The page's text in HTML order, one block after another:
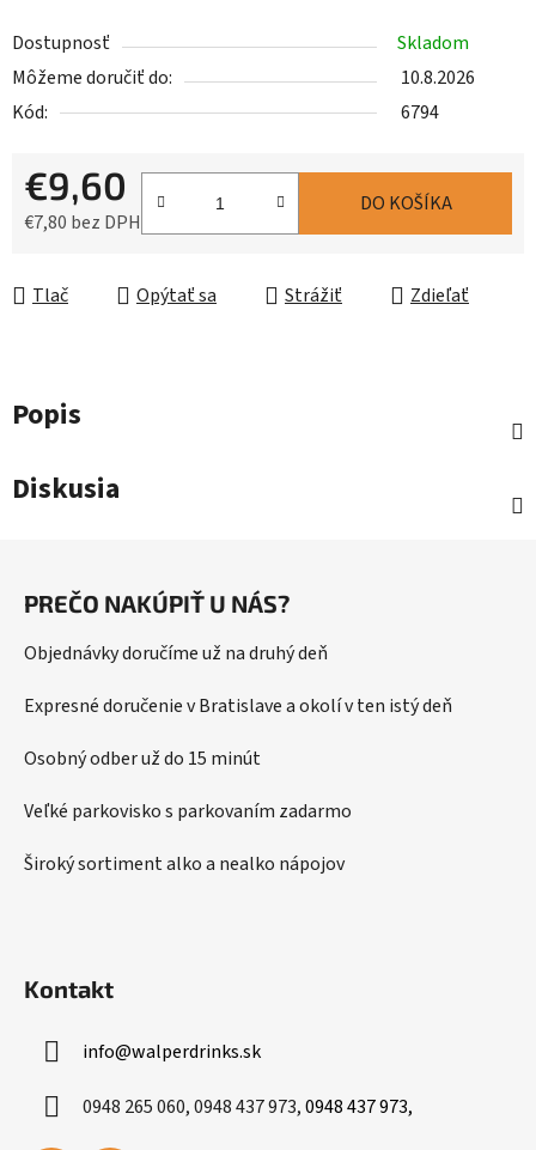
Dostupnosť
Skladom
Môžeme doručiť do:
10.8.2026
Kód:
6794
€9,60
€7,80 bez DPH
DO KOŠÍKA
Tlač Opýtať sa Strážiť Zdieľať
Popis
Diskusia
PREČO NAKÚPIŤ U NÁS?
Objednávky doručíme už na druhý deň
Expresné doručenie v Bratislave a okolí v ten istý deň
Osobný odber už do 15 minút
Veľké parkovisko s parkovaním zadarmo
Široký sortiment alko a nealko nápojov
Kontakt
info@walperdrinks.sk
0948 265 060, 0948 437 973,0948 437 973,